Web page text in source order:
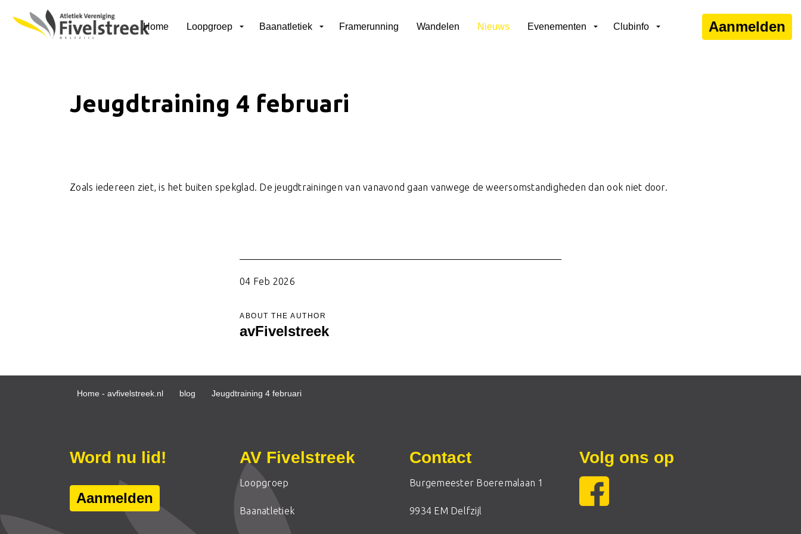
Home Loopgroep Baanatletiek Framerunning Wandelen Nieuws Evenementen Clubinfo Aanmelden
Jeugdtraining 4 februari
Zoals iedereen ziet, is het buiten spekglad. De jeugdtrainingen van vanavond gaan vanwege de weersomstandigheden dan ook niet door.
04 Feb 2026
ABOUT THE AUTHOR
avFivelstreek
Home - avfivelstreek.nl blog Jeugdtraining 4 februari
Word nu lid!
Aanmelden
AV Fivelstreek
Loopgroep
Baanatletiek
Contact
Burgemeester Boeremalaan 1
9934 EM Delfzijl
Volg ons op